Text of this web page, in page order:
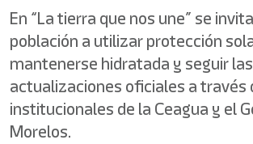
En “La tierra que nos une” se
población a utilizar protección
mantenerse hidratada y seguir las
actualizaciones oficiales a través
institucionales de la Ceagua y el
Morelos.